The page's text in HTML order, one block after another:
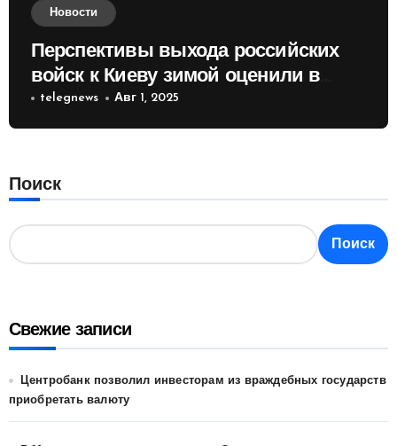
Новости
Перспективы выхода российских
войск к Киеву зимой оценили в
России
telegnews Авг 1, 2025
Поиск
Поиск
Свежие записи
Центробанк позволил инвесторам из враждебных государств
приобретать валюту